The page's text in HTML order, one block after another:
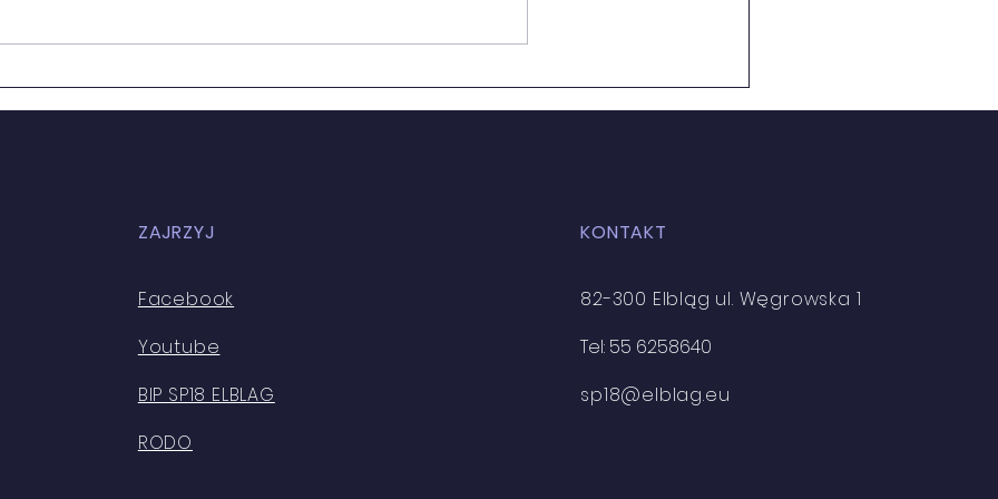
ZAJRZYJ
Facebook
Youtube
BIP SP18 ELBLAG
RODO
KONTAKT
82-300 Elbląg ul. Węgrowska 1
Tel: 55 6258640
sp18@elblag.eu